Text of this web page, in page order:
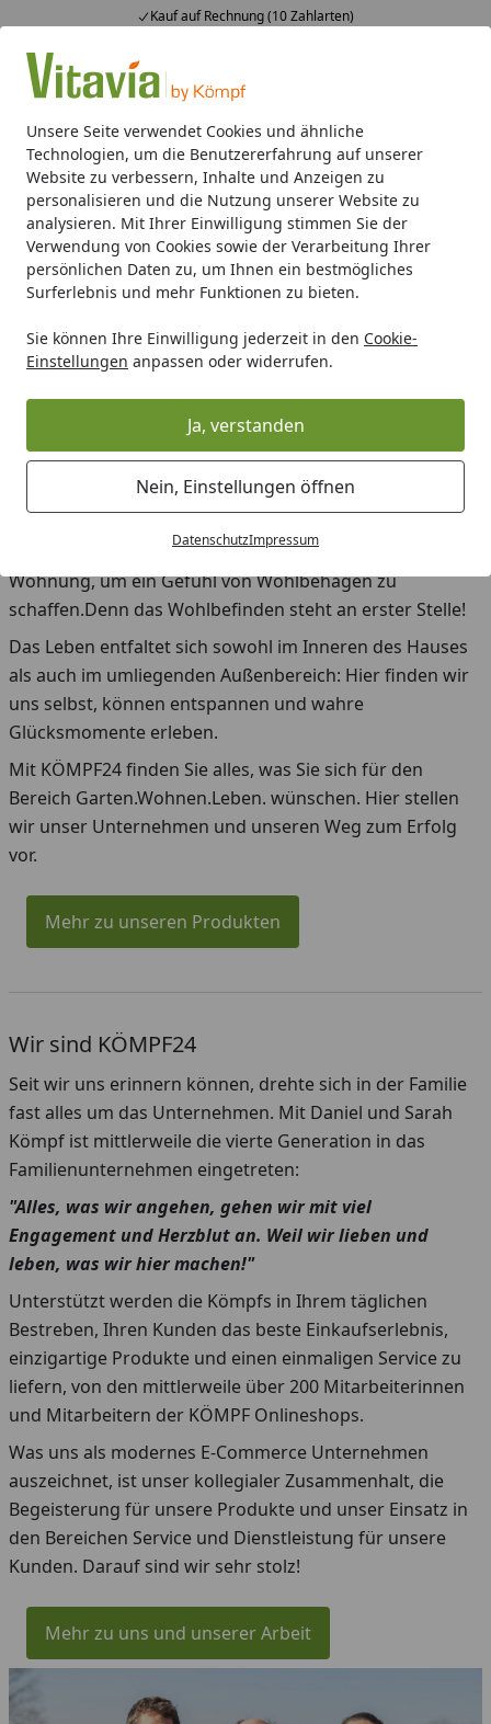
Unsere Seite verwendet Cookies und ähnliche
Technologien, um die Benutzererfahrung auf unserer
Website zu verbessern, Inhalte und Anzeigen zu
personalisieren und die Nutzung unserer Website zu
analysieren. Mit Ihrer Einwilligung stimmen Sie der
Verwendung von Cookies sowie der Verarbeitung Ihrer
persönlichen Daten zu, um Ihnen ein bestmögliches
Surferlebnis und mehr Funktionen zu bieten.
Sie können Ihre Einwilligung jederzeit in den Cookie-
Einstellungen anpassen oder widerrufen.
Ja, verstanden
Nein, Einstellungen öffnen
DatenschutzImpressum
Kauf auf Rechnung (10 Zahlarten)
Alle Produkte
Mein Konto
Suchen
Startseite
Über Uns
Youtube-Video
Garten. Wohnen. Leben.
Ein grünes Refugium - Lebensfreude im Einklang mit der
während man liebevoll Blumen und Sträucher pflegt.
Den Grill entfachen und mit Familie und Freunden unter
freiem Himmel gemeinsam speisen. Den Abend
entspannt in der behaglichen Gartenlounge ausklingen
lassen...
In den eigenen vier Wänden entfalten sich Freiheit und
Mit Hingabe zum Detail gestalten wir Haus und
Wohnung, um ein Gefühl von Wohlbehagen zu
schaffen.Denn das Wohlbefinden steht an erster Stelle!
Das Leben entfaltet sich sowohl im Inneren des Hauses
als auch im umliegenden Außenbereich: Hier finden wir
uns selbst, können entspannen und wahre
Glücksmomente erleben.
Mit KÖMPF24 finden Sie alles, was Sie sich für den
Bereich Garten.Wohnen.Leben. wünschen. Hier stellen
wir unser Unternehmen und unseren Weg zum Erfolg
vor.
Mehr zu unseren Produkten
Wir sind KÖMPF24
Seit wir uns erinnern können, drehte sich in der Familie
fast alles um das Unternehmen. Mit Daniel und Sarah
Kömpf ist mittlerweile die vierte Generation in das
Familienunternehmen eingetreten:
"Alles, was wir angehen, gehen wir mit viel
Engagement und Herzblut an. Weil wir lieben und
leben, was wir hier machen!"
Unterstützt werden die Kömpfs in Ihrem täglichen
Bestreben, Ihren Kunden das beste Einkaufserlebnis,
einzigartige Produkte und einen einmaligen Service zu
liefern, von den mittlerweile über 200 Mitarbeiterinnen
und Mitarbeitern der KÖMPF Onlineshops.
Was uns als modernes E-Commerce Unternehmen
auszeichnet, ist unser kollegialer Zusammenhalt, die
Begeisterung für unsere Produkte und unser Einsatz in
den Bereichen Service und Dienstleistung für unsere
Kunden. Darauf sind wir sehr stolz!
Mehr zu uns und unserer Arbeit